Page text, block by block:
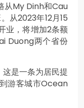
从My Dinh和Cau
从2023年12月15
业，将增加2条额
Duong两个省份
是一条为居民提
游客城市Ocean